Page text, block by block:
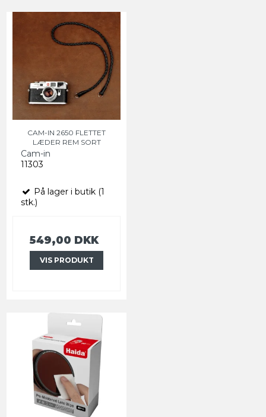
CAM-IN 2650 FLETTET
LÆDER REM SORT
Cam-in
11303
På lager i butik (1
stk.)
549,00 DKK
VIS PRODUKT